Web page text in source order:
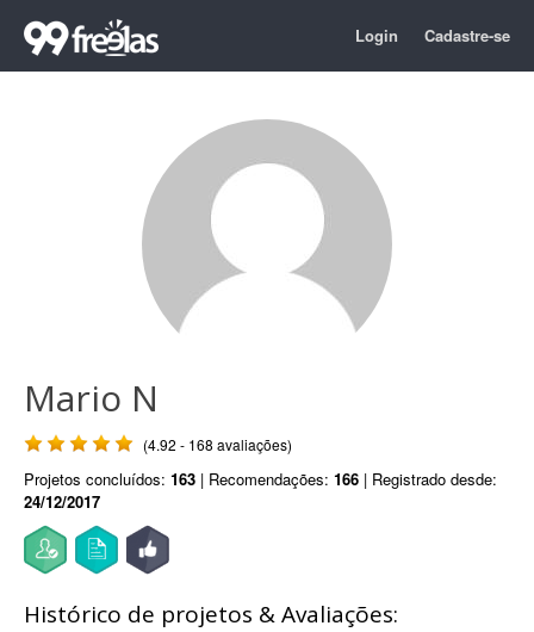
Login Cadastre-se
Mario N
(4.92 - 168 avaliações)
Projetos concluídos: 163 | Recomendações: 166 | Registrado desde:
24/12/2017
Histórico de projetos & Avaliações: